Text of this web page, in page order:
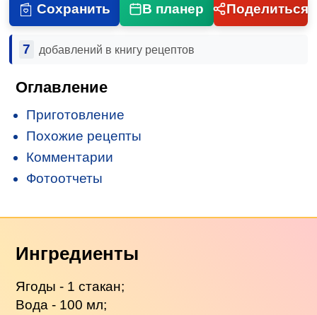
Сохранить В планер Поделиться
7 добавлений в книгу рецептов
Оглавление
Приготовление
Похожие рецепты
Комментарии
Фотоотчеты
Ингредиенты
Ягоды - 1 стакан;
Вода - 100 мл;